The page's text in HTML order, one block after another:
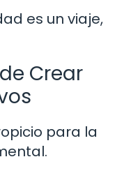
es un viaje,
Crear
para la